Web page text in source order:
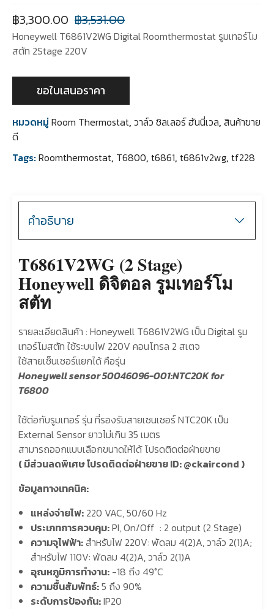
฿3,531.00
฿3,300.00
Honeywell T6861V2WG Digital Roomthermostat รูมเทอร์โม
สตัท 2Stage 220V
ขอใบเสนอราคา
หมวดหมู่Room Thermostat, วาล์ว ชิลเลอร์ ฮันนี่เวล, สินค้าขาย
ดี
Tags:Roomthermostat, T6800, t6861, t6861v2wg, tf228
คำอธิบาย
T6861V2WG (2 Stage)
Honeywell ดิจิตอล รูมเทอร์โม
สตัท
รายละเอียดสินค้า : Honeywell T6861V2WG เป็น Digital รูม
เทอร์โมสตัท ใช้ระบบไฟ 220V คอนโทรล 2 สเตจ
ใช้สายเซ็นเซอร์แยกได้ คือรุ่น
Honeywell sensor 50046096-001:NTC20K for
T6800
ใช้ต่อกับรูมเทอร์ รุ่น ที่รองรับสายเซนเซอร์ NTC20K เป็น
External Sensor ยาวไม่เกิน 35 เมตร
สามารถออกแบบเลือกขนาดให้ได้ โปรดติดต่อฝ่ายขาย
( มีส่วนลดพิเศษ โปรดติดต่อฝ่ายขาย ID: @ckaircond )
ข้อมูลทางเทคนิค:
แหล่งจ่ายไฟ: 220 VAC, 50/60 Hz
ประเภทการควบคุม:PI, On/Off : 2 output (2 Stage)
ความจุไฟฟ้า:สำหรับไฟ 220V: พัดลม 4(2)A, วาล์ว 2(1)A;
สำหรับไฟ 110V: พัดลม 4(2)A, วาล์ว 2(1)A
อุณหภูมิการทำงาน: -18 ถึง 49°C
ความชื้นสัมพัทธ์:5 ถึง 90%
ระดับการป้องกัน:IP20